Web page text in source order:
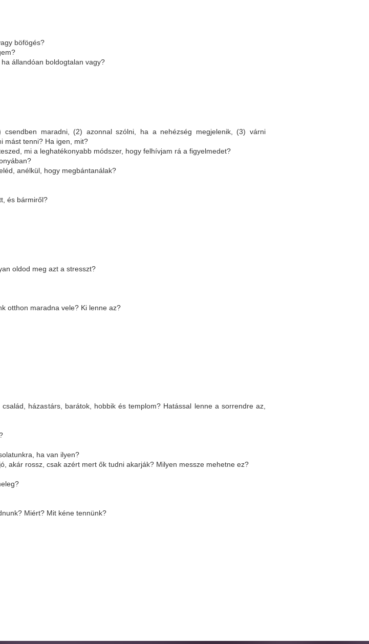
böfögés?
állandóan boldogtalan vagy?
maradni, (2) azonnal szólni, ha a nehézség megjelenik, (3) várni
mást tenni? Ha igen, mit?
mi a leghatékonyabb módszer, hogy felhívjam rá a figyelmedet?
anélkül, hogy megbántanálak?
és bármiről?
oldod meg azt a stresszt?
otthon maradna vele? Ki lenne az?
házastárs, barátok, hobbik és templom? Hatással lenne a sorrendre az,
ha van ilyen?
akár rossz, csak azért mert ők tudni akarják? Milyen messze mehetne ez?
Miért? Mit kéne tennünk?